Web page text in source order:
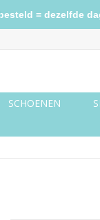
SCHOENEN
= dezelfde